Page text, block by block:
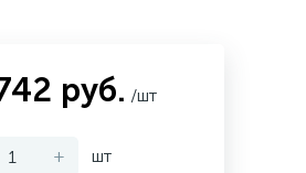
руб. /шт
+ шт